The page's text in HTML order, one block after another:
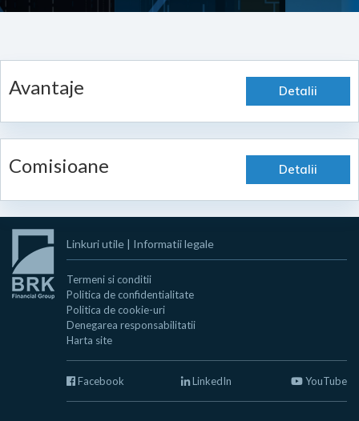
Avantaje Detalii
Comisioane Detalii
Linkuri utile | Informatii legale
Termeni si conditii
Politica de confidentialitate
Politica de cookie-uri
Denegarea responsabilitatii
Harta site
Facebook LinkedIn YouTube